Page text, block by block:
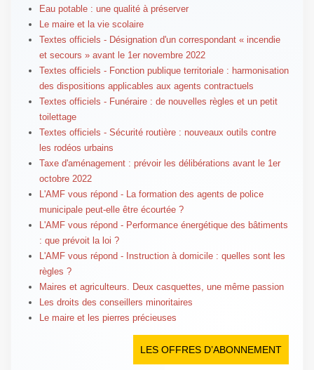
Eau potable : une qualité à préserver
Le maire et la vie scolaire
Textes officiels - Désignation d'un correspondant « incendie
et secours » avant le 1er novembre 2022
Textes officiels - Fonction publique territoriale : harmonisation
des dispositions applicables aux agents contractuels
Textes officiels - Funéraire : de nouvelles règles et un petit
toilettage
Textes officiels - Sécurité routière : nouveaux outils contre
les rodéos urbains
Taxe d'aménagement : prévoir les délibérations avant le 1er
octobre 2022
L'AMF vous répond - La formation des agents de police
municipale peut-elle être écourtée ?
L'AMF vous répond - Performance énergétique des bâtiments
: que prévoit la loi ?
L'AMF vous répond - Instruction à domicile : quelles sont les
règles ?
Maires et agriculteurs. Deux casquettes, une même passion
Les droits des conseillers minoritaires
Le maire et les pierres précieuses
LES OFFRES D’ABONNEMENT